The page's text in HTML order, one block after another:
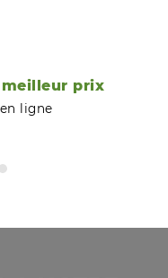
meilleur prix
ligne